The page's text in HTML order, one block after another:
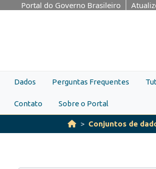
Skip to main content
Portal do Governo Brasileiro
Dados Perguntas Frequentes
Contato Sobre o Portal
Conjuntos de